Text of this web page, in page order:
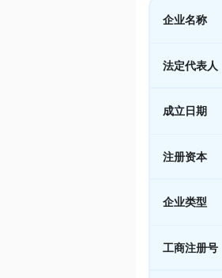
企业名称
法定代表人
成立日期
注册资本
企业类型
工商注册号